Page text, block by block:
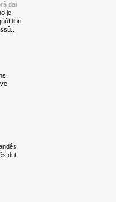
dai
je
libri
dut